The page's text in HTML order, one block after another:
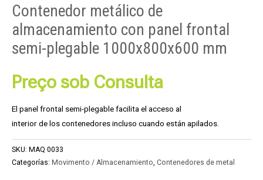
Contenedor metálico de
almacenamiento con panel frontal
semi-plegable 1000x800x600 mm
Preço sob Consulta
El panel frontal semi-plegable facilita el acceso al
interior de los contenedores incluso cuando están apilados.
SKU: MAQ 0033
Categorías: Movimento / Almacenamiento, Contenedores de metal